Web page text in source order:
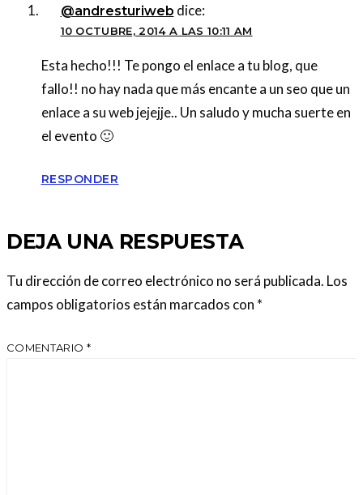
@andresturiweb dice:
10 OCTUBRE, 2014 A LAS 10:11 AM
Esta hecho!!! Te pongo el enlace a tu blog, que
fallo!! no hay nada que más encante a un seo que un
enlace a su web jejejje.. Un saludo y mucha suerte en
el evento 🙂
RESPONDER
DEJA UNA RESPUESTA
Tu dirección de correo electrónico no será publicada. Los
campos obligatorios están marcados con *
COMENTARIO *